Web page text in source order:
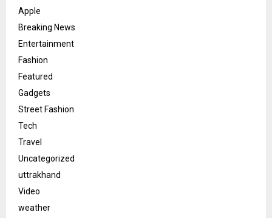
Apple
Breaking News
Entertainment
Fashion
Featured
Gadgets
Street Fashion
Tech
Travel
Uncategorized
uttrakhand
Video
weather